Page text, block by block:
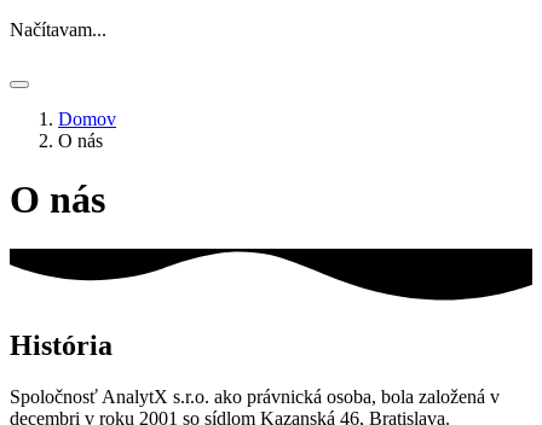
Načítavam...
Domov
O nás
O nás
História
Spoločnosť AnalytX s.r.o. ako právnická osoba, bola založená v
decembri v roku 2001 so sídlom Kazanská 46, Bratislava.